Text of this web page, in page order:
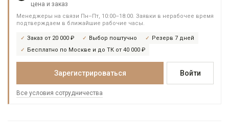
цена и заказ
Менеджеры на связи Пн–Пт, 10:00–18:00. Заявки в нерабочее время
подтверждаем в ближайшие рабочие часы.
Заказ от 20 000 ₽ Выбор поштучно
Резерв 7 дней
Бесплатно по Москве и до ТК от 40 000 ₽
Зарегистрироваться Войти
Все условия сотрудничества